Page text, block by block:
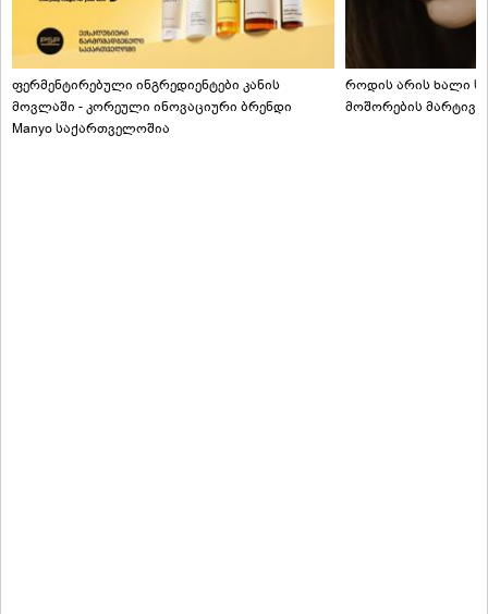
ფერმენტირებული ინგრედიენტები კანის
მოვლაში - კორეული ინოვაციური ბრენდი
Manyo საქართველოშია
როდის არის ხალი
მოშორების